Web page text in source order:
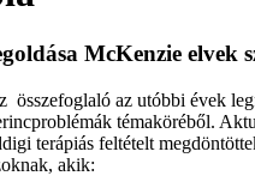
McKenzie elvek
összefoglaló az utóbbi évek
témaköréből.
terápiás feltételt
akik: